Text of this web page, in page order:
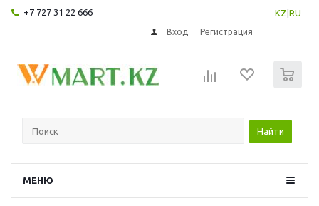
+7 727 31 22 666 KZ RU
Вход Регистрация
Найти
МЕНЮ